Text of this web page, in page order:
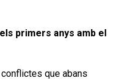
primers anys amb el
que abans